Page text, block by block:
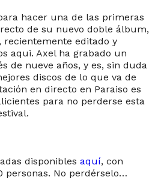
hacer una de las primeras
de su nuevo doble álbum,
recientemente editado y
aqui. Axel ha grabado un
de nueve años, y es, sin duda
discos de lo que va de
en directo en Paraiso es
para no perderse esta
disponibles aquí, con
personas. No perdérselo…